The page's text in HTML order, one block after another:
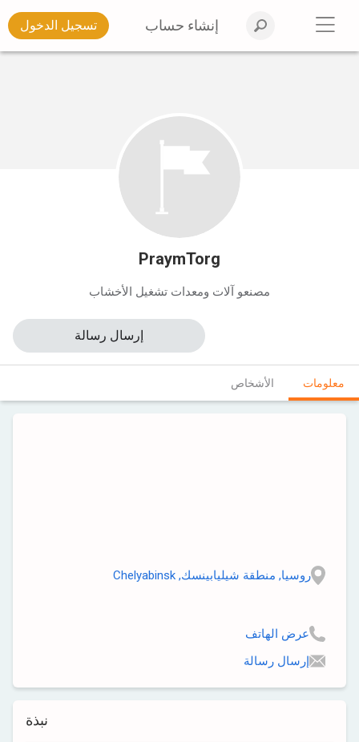
إنشاء حساب تسجيل الدخول
PraymTorg
مصنعو آلات ومعدات تشغيل الأخشاب
معلومات الأشخاص
إرسال رسالة
نبذة
روسيا, منطقة شيليابينسك, Chelyabinsk
عرض الهاتف
إرسال رسالة